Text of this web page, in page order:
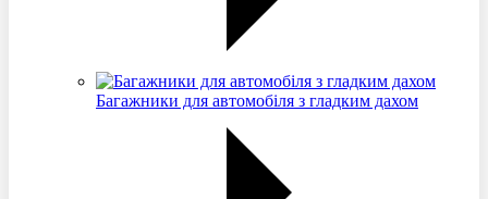
Багажники для автомобіля з гладким дахом